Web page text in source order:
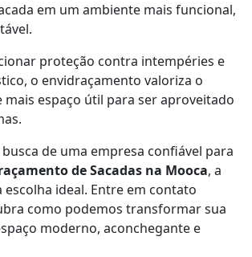
em um ambiente mais funcional,
proteção contra intempéries e
o envidraçamento valoriza o
mais espaço útil para ser aproveitado
busca de uma empresa confiável para
de Sacadas na Mooca, a
escolha ideal. Entre em contato
como podemos transformar sua
moderno, aconchegante e